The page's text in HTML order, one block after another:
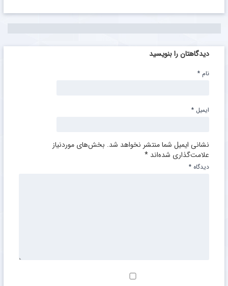
دیدگاهتان را بنویسید
نشانی ایمیل شما منتشر نخواهد شد. بخش‌های موردنیاز
علامت‌گذاری شده‌اند *
دیدگاه *
نام *
ایمیل *